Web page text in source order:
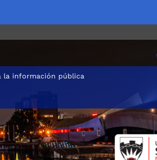
la información pública